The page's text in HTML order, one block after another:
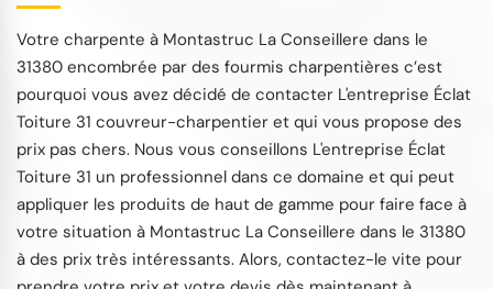
Votre charpente à Montastruc La Conseillere dans le
31380 encombrée par des fourmis charpentières c’est
pourquoi vous avez décidé de contacter L'entreprise Éclat
Toiture 31 couvreur-charpentier et qui vous propose des
prix pas chers. Nous vous conseillons L'entreprise Éclat
Toiture 31 un professionnel dans ce domaine et qui peut
appliquer les produits de haut de gamme pour faire face à
votre situation à Montastruc La Conseillere dans le 31380
à des prix très intéressants. Alors, contactez-le vite pour